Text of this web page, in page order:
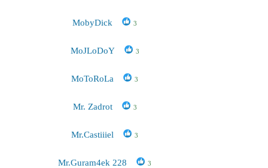
MobyDick 3
MoJLoDoY 3
MoToRoLa 3
Mr. Zadrot 3
Mr.Castiiiel 3
Mr.Guram4ek 228 3